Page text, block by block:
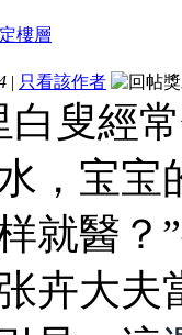
| 只看該作者
白叟經
，宝宝
就醫？
卉大夫